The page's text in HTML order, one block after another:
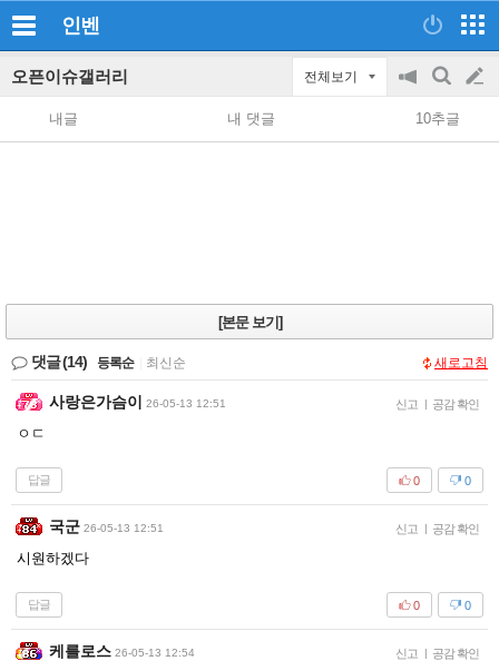
인벤
오픈이슈갤러리 전체보기
공
지
on/off
검
색
글
쓰
내글 내 댓글 10추글
[본문 보기]
댓글(14) 등록순 최신순 새로고침
사랑은가슴이 26-05-13 12:51 신고 | 공감 확인
ㅇㄷ
답글 0
0
국군 26-05-13 12:51 신고 | 공감 확인
시원하겠다
답글 0
0
케를로스 26-05-13 12:54 신고 | 공감 확인